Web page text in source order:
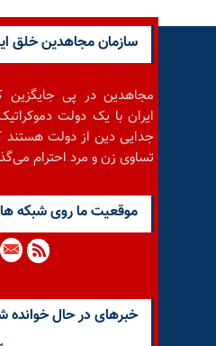
سازمان مجاهدین خلق
مجاهدین در پی جایگزین
ایران با یک دولت
جدایی دین از دولت هستند
تساوی زن و مرد احترام
موقعيت ما روى شبكه
خبرهای در حال خوانده